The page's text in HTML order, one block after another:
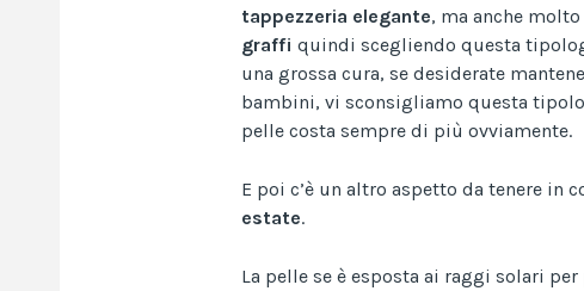
tappezzeria elegante, ma anche molto
graffi quindi scegliendo questa
una grossa cura, se desiderate
bambini, vi sconsigliamo questa
pelle costa sempre di più ovviamente.
E poi c’è un altro aspetto da tenere in
estate.
La pelle se è esposta ai raggi solari